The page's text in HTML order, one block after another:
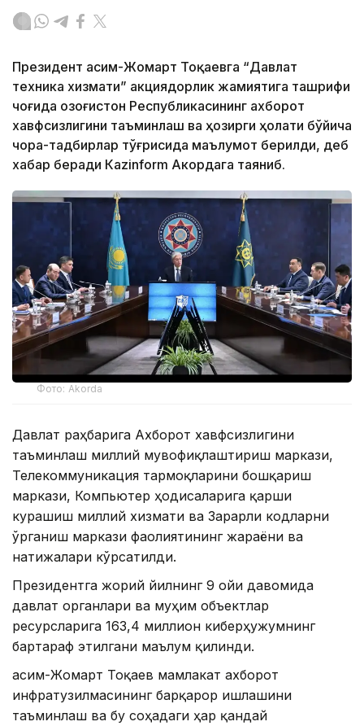
Президент Қасим-Жомарт Тоқаевга “Давлат
техника хизмати” акциядорлик жамиятига ташрифи
чоғида Қозоғистон Республикасининг ахборот
хавфсизлигини таъминлаш ва ҳозирги ҳолати бўйича
чора-тадбирлар тўғрисида маълумот берилди, деб
хабар беради Каzinform Акордага таяниб.
Фото: Akorda
Давлат раҳбарига Ахборот хавфсизлигини
таъминлаш миллий мувофиқлаштириш маркази,
Телекоммуникация тармоқларини бошқариш
маркази, Компьютер ҳодисаларига қарши
курашиш миллий хизмати ва Зарарли кодларни
ўрганиш маркази фаолиятининг жараёни ва
натижалари кўрсатилди.
Президентга жорий йилнинг 9 ойи давомида
давлат органлари ва муҳим объектлар
ресурсларига 163,4 миллион киберҳужумнинг
бартараф этилгани маълум қилинди.
Қасим-Жомарт Тоқаев мамлакат ахборот
инфратузилмасининг барқарор ишлашини
таъминлаш ва бу соҳадаги ҳар қандай